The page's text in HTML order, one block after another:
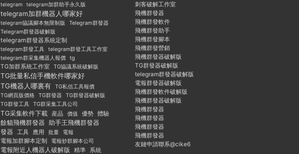
telegram telegram加群助手永久版
telegram加群機器人哪家好
telegram協議腳本無限制版
Telegram群發器
Telegram群發器破解版
telegram群發器系統定制
telegram群發工具 telegram群發工具工作室
telegram群采集機器人報價 tg
TG加群系統工作室 TG協議系統破解版
TG批量私信手機軟件哪家好
TG機器人哪裏有 TG私信工具報價
TG網頁版價格 TG群發器
TG群發器破解版
TG群發工具 TG群采集工具公司
TG采集軟件下載 産品 價值 優勢 體驗
餘貓飛機群發器 助手王飛機群發器
發器 工具 應用 批量 電報
電報加群腳本定制 電報炒群腳本公司
電報附近人機器人破解版 精準
系統
刺客破解工作室
飛機群發器
飛機群發軟件
飛機群發助手
飛機群發腳本
飛機群發營銷
飛機群發器破解版
TG群發器破解版
telegram群發器破解版
電報群發器破解版
飛機群發軟件破解版
飛機群發器破解版
飛機群發器
飛機群發器
飛機群發器
飛機群發器
友鏈申請聯系@cike6